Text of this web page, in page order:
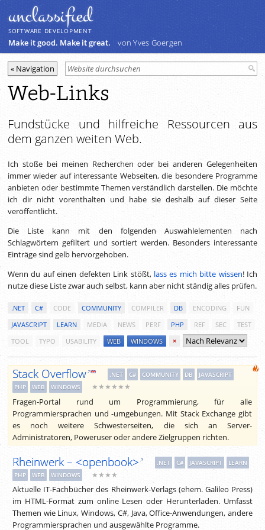
unclassiﬁed
SOFTWARE DEVELOPMENT
Make it good. Make it great. von Yves Goergen
Web-Links
Fundstücke und hilfreiche Ressourcen aus
dem ganzen weiten Web.
Ich stoße bei meinen Recherchen oder bei anderen Gelegenheiten
immer wieder auf interessante Webseiten, die besondere Programme
anbieten oder bestimmte Themen verständlich darstellen. Die möchte
ich dir nicht vorenthalten und habe sie deshalb auf dieser Seite
veröffentlicht.
Die Liste kann mit den folgenden Auswahlelementen nach
Schlagwörtern gefiltert und sortiert werden. Besonders interessante
Einträge sind gelb hervorgehoben.
Wenn du auf einen defekten Link stößt, lass es mich bitte wissen! Ich
nutze diese Liste zwar auch selbst, kann aber nicht ständig alles prüfen.
.NET C# CODE COMMUNITY COMPILER DB ENCODING
FUN
JAVASCRIPT
LEARN MEDIA NEWS PERF PHP REF SEC
TEST
TOOL
TYPO USABILITY WEB WINDOWS ×
Stack Overflow .NET C# COMMUNITY DB
JAVASCRIPT
PHP
WEB WINDOWS ★★★★★★
Fragen-Portal rund um Programmierung, für alle
Programmiersprachen und -umgebungen. Mit Stack Exchange gibt
es noch weitere Schwesterseiten, die sich an Server-
Administratoren, Poweruser oder andere Zielgruppen richten.
Rheinwerk – <openbook> .NET C# JAVASCRIPT
LEARN
PHP
WEB WINDOWS ★★★★
Aktuelle IT-Fachbücher des Rheinwerk-Verlags (ehem. Galileo Press)
im HTML-Format zum online Lesen oder Herunterladen. Umfasst
Themen wie Linux, Windows, C#, Java, Office-Anwendungen, andere
Programmiersprachen und ausgewählte Programme.